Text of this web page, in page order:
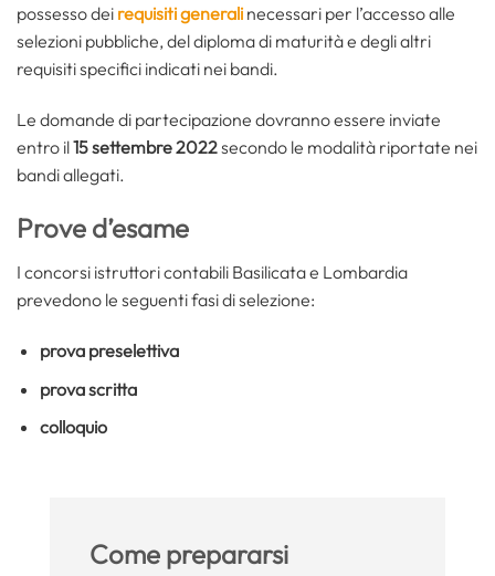
possesso dei requisiti generali necessari per l’accesso alle
selezioni pubbliche, del diploma di maturità e degli altri
requisiti specifici indicati nei bandi.
Le domande di partecipazione dovranno essere inviate
entro il15 settembre 2022secondo le modalità riportate nei
bandi allegati.
Prove d’esame
I concorsi istruttori contabili Basilicata e Lombardia
prevedono le seguenti fasi di selezione:
prova preselettiva
prova scritta
colloquio
Come prepararsi